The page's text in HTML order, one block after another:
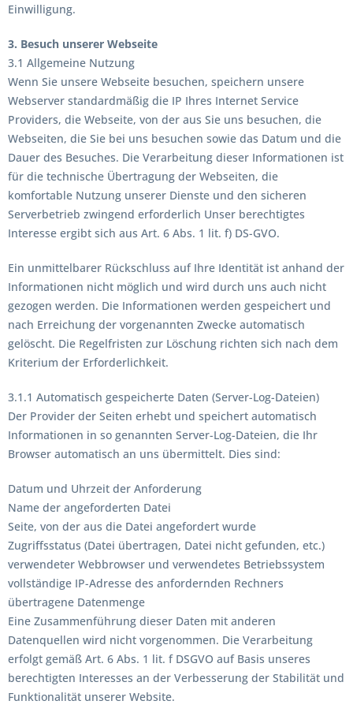
Einwilligung.
3. Besuch unserer Webseite
3.1 Allgemeine Nutzung
Wenn Sie unsere Webseite besuchen, speichern unsere
Webserver standardmäßig die IP Ihres Internet Service
Providers, die Webseite, von der aus Sie uns besuchen, die
Webseiten, die Sie bei uns besuchen sowie das Datum und die
Dauer des Besuches. Die Verarbeitung dieser Informationen ist
für die technische Übertragung der Webseiten, die
komfortable Nutzung unserer Dienste und den sicheren
Serverbetrieb zwingend erforderlich Unser berechtigtes
Interesse ergibt sich aus Art. 6 Abs. 1 lit. f) DS-GVO.
Ein unmittelbarer Rückschluss auf Ihre Identität ist anhand der
Informationen nicht möglich und wird durch uns auch nicht
gezogen werden. Die Informationen werden gespeichert und
nach Erreichung der vorgenannten Zwecke automatisch
gelöscht. Die Regelfristen zur Löschung richten sich nach dem
Kriterium der Erforderlichkeit.
3.1.1 Automatisch gespeicherte Daten (Server-Log-Dateien)
Der Provider der Seiten erhebt und speichert automatisch
Informationen in so genannten Server-Log-Dateien, die Ihr
Browser automatisch an uns übermittelt. Dies sind:
Datum und Uhrzeit der Anforderung
Name der angeforderten Datei
Seite, von der aus die Datei angefordert wurde
Zugriffsstatus (Datei übertragen, Datei nicht gefunden, etc.)
verwendeter Webbrowser und verwendetes Betriebssystem
vollständige IP-Adresse des anfordernden Rechners
übertragene Datenmenge
Eine Zusammenführung dieser Daten mit anderen
Datenquellen wird nicht vorgenommen. Die Verarbeitung
erfolgt gemäß Art. 6 Abs. 1 lit. f DSGVO auf Basis unseres
berechtigten Interesses an der Verbesserung der Stabilität und
Funktionalität unserer Website.